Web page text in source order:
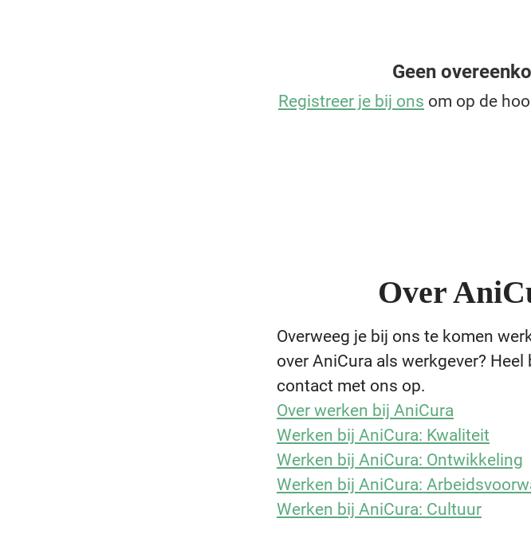
Geen
Registreer je bij ons om op de
Over
Overweeg je bij ons te komen
over AniCura als werkgever?
contact met ons op.
Over werken bij AniCura
Werken bij AniCura: Kwaliteit
Werken bij AniCura: Ontwikkeling
Werken bij AniCura:
Werken bij AniCura: Cultuur